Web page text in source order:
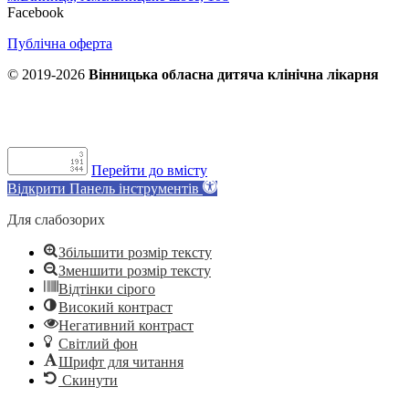
Facebook
Публічна оферта
© 2019-2026 Вінницька обласна дитяча клінічна лікарня
Перейти до вмісту
Відкрити Панель інструментів
Для слабозорих
Збільшити розмір тексту
Зменшити розмір тексту
Відтінки сірого
Високий контраст
Негативний контраст
Світлий фон
Шрифт для читання
Скинути